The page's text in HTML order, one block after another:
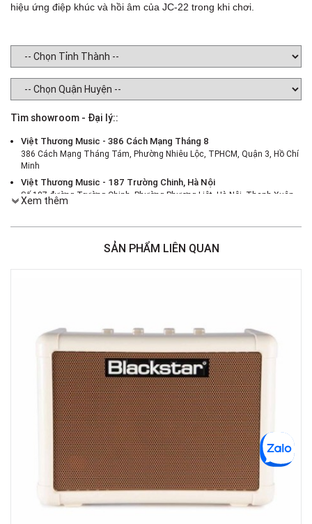
hiệu ứng điệp khúc và hồi âm của JC-22 trong khi chơi.
Tìm showroom - Đại lý::
Việt Thương Music - 386 Cách Mạng Tháng 8
386 Cách Mạng Tháng Tám, Phường Nhiêu Lộc, TPHCM, Quận 3, Hồ Chí
Minh
Việt Thương Music - 187 Trường Chinh, Hà Nội
Số 187 đường Trường Chinh, Phường Phương Liệt, Hà Nội, Thanh Xuân ,
Hà Nội
Việt Thương Music - Crescent Mall
369 Điện Biên Phủ, Phường Bàn Cờ, TPHCM, Quận 3, Hồ Chí Minh
Việt Thương Music - 102Q An Dương Vương
102Q Đường An Dương Vương, Phường An Đông, TPHCM, Quận 5, Hồ Chí
Việt Thương Music - 49E Phan Đăng Lưu
49E Phan Đăng Lưu, Phường Bình Thạnh, TPHCM, Quận Bình Thạnh, Hồ
Chí Minh
Việt Thương Music - Phường Gò Vấp
11 Đường số 3, Khu dân cư Cityland Park Hill, Phường Gò Vấp, TPHCM,
Quận Gò Vấp, Hồ Chí Minh
Việt Thương Music - 12 Quốc Hương
Tầng G, Tòa nhà Thảo Điền Pearl, 12 Quốc Hương, Phường An Khánh,
TPHCM, Quận 2, Hồ Chí Minh
Xem thêm
SẢN PHẨM LIÊN QUAN